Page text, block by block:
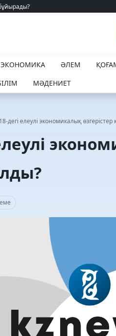
ЭКОНОМИКА ӘЛЕМ
МӘДЕНИЕТ
дегі елеулі экономикалық